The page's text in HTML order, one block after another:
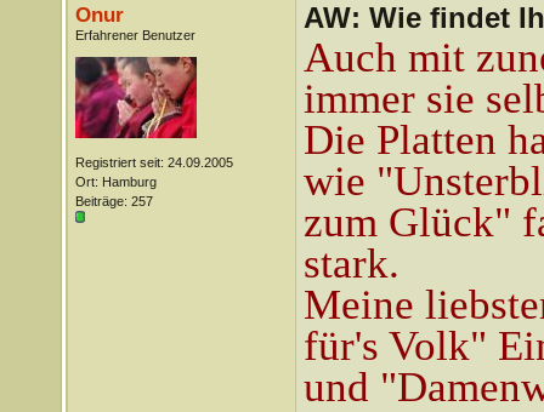
Onur
Erfahrener Benutzer
Registriert seit: 24.09.2005
Ort: Hamburg
Beiträge: 257
AW: Wie findet
Auch mit
immer sie
Die Platten
wie
zum Glück"
stark.
Meine
für's Volk"
und